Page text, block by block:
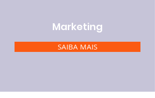
Marketing
SAIBA MAIS